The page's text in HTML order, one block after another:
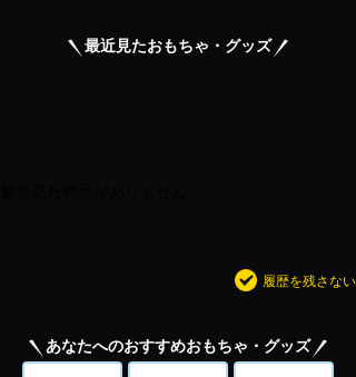
最近見たおもちゃ・グッズ
履歴を残さない
あなたへのおすすめおもちゃ・グッズ